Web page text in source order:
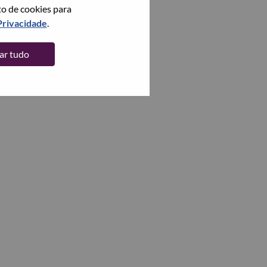
de cookies para
tudo